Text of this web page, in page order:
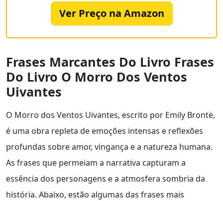
Ver Preço na Amazon
Frases Marcantes Do Livro Frases
Do Livro O Morro Dos Ventos
Uivantes
O Morro dos Ventos Uivantes, escrito por Emily Brontë,
é uma obra repleta de emoções intensas e reflexões
profundas sobre amor, vingança e a natureza humana.
As frases que permeiam a narrativa capturam a
essência dos personagens e a atmosfera sombria da
história. Abaixo, estão algumas das frases mais